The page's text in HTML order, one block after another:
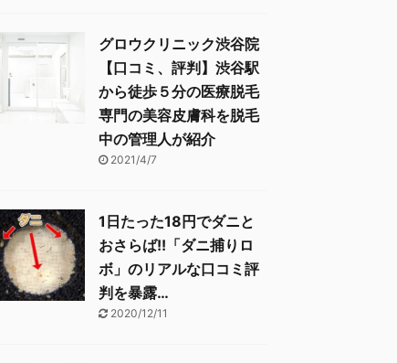
グロウクリニック渋谷院
【口コミ、評判】渋谷駅
から徒歩５分の医療脱毛
専門の美容皮膚科を脱毛
中の管理人が紹介
2021/4/7
1日たった18円でダニと
おさらば!!「ダニ捕りロ
ボ」のリアルな口コミ評
判を暴露…
2020/12/11